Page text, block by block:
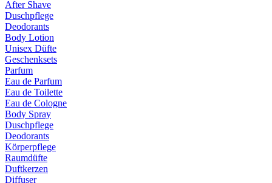
After Shave
Duschpflege
Deodorants
Body Lotion
Unisex Düfte
Geschenksets
Parfum
Eau de Parfum
Eau de Toilette
Eau de Cologne
Body Spray
Duschpflege
Deodorants
Körperpflege
Raumdüfte
Duftkerzen
Diffuser